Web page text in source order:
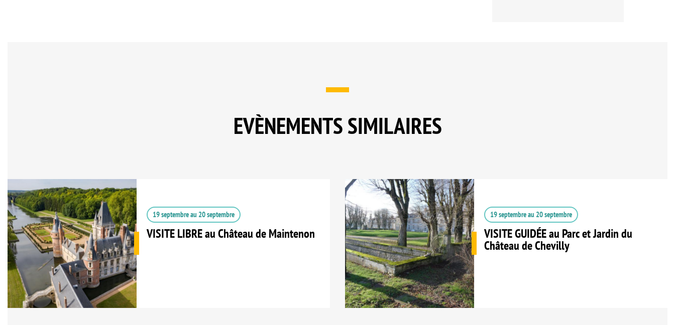
EVÈNEMENTS SIMILAIRES
19 septembreau 20 septembre
VISITE LIBRE au Château de Maintenon
19 septembreau 20 septembre
VISITE GUIDÉE au Parc et Jardin du
Château de Chevilly